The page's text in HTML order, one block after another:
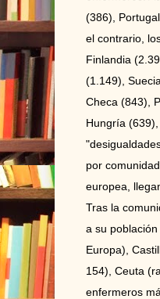
(386),
el contrario,
Finlandia
(1.149),
Checa (843),
Hungría
por
europea,
Tras la
a su
Europa),
154), Ceuta
enfermeros